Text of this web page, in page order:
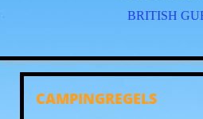
BRITISH
CAMPINGREGELS